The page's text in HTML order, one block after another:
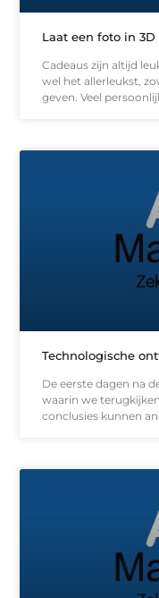
Laat een foto in 3D
Cadeaus zijn altijd
wel het allerleukst,
geven. Veel
Technologische
De eerste dagen na
waarin we
conclusies kunnen